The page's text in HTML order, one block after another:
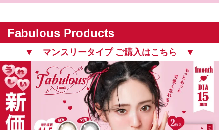
Fabulous Products
▼ マンスリータイプ ご購入はこちら ▼